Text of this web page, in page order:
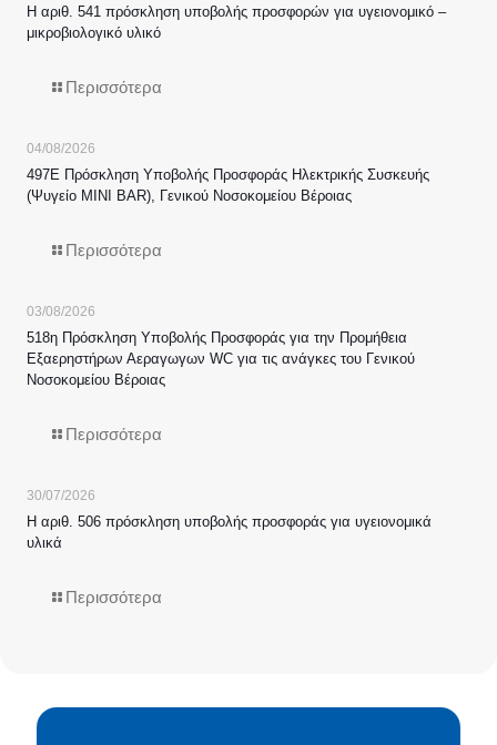
Η αριθ. 541 πρόσκληση υποβολής προσφορών για υγειονομικό –
μικροβιολογικό υλικό
Περισσότερα
04/08/2026
497Ε Πρόσκληση Υποβολής Προσφοράς Ηλεκτρικής Συσκευής
(Ψυγείο MINI BAR), Γενικού Νοσοκομείου Βέροιας
Περισσότερα
03/08/2026
518η Πρόσκληση Υποβολής Προσφοράς για την Προμήθεια
Εξαερηστήρων Αεραγωγων WC για τις ανάγκες του Γενικού
Νοσοκομείου Βέροιας
Περισσότερα
30/07/2026
Η αριθ. 506 πρόσκληση υποβολής προσφοράς για υγειονομικά
υλικά
Περισσότερα